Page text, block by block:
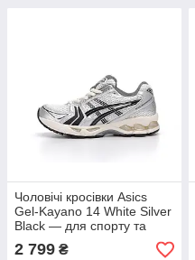
Чоловічі кросівки Asics
Gel-Kayano 14 White Silver
Black — для спорту та
стилю
2 799 ₴